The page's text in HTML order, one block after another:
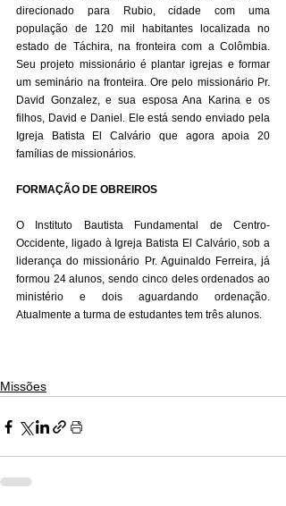
direcionado para Rubio, cidade com uma
população de 120 mil habitantes localizada no
estado de Táchira, na fronteira com a Colômbia.
Seu projeto missionário é plantar igrejas e formar
um seminário na fronteira. Ore pelo missionário Pr.
David Gonzalez, e sua esposa Ana Karina e os
filhos, David e Daniel. Ele está sendo enviado pela
Igreja Batista El Calvário que agora apoia 20
famílias de missionários.
FORMAÇÃO DE OBREIROS
O Instituto Bautista Fundamental de Centro-
Occidente, ligado à Igreja Batista El Calvário, sob a
liderança do missionário Pr. Aguinaldo Ferreira, já
formou 24 alunos, sendo cinco deles ordenados ao
ministério e dois aguardando ordenação.
Atualmente a turma de estudantes tem três alunos.
Missões